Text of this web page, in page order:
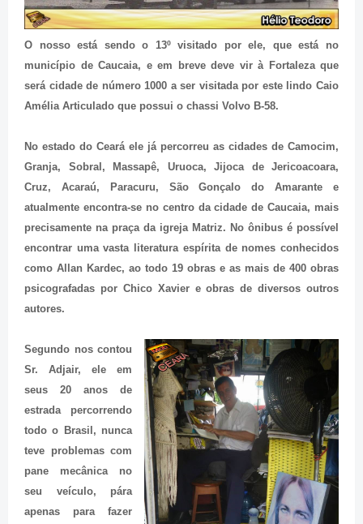
O nosso está sendo o 13º visitado por ele, que está no
município de Caucaia, e em breve deve vir à Fortaleza que
será cidade de número 1000 a ser visitada por este lindo Caio
Amélia Articulado que possui o chassi Volvo B-58.
No estado do Ceará ele já percorreu as cidades de Camocim,
Granja, Sobral, Massapê, Uruoca, Jijoca de Jericoacoara,
Cruz, Acaraú, Paracuru, São Gonçalo do Amarante e
atualmente encontra-se no centro da cidade de Caucaia, mais
precisamente na praça da igreja Matriz. No ônibus é possível
encontrar uma vasta literatura espírita de nomes conhecidos
como Allan Kardec, ao todo 19 obras e as mais de 400 obras
psicografadas por Chico Xavier e obras de diversos outros
autores.
Segundo nos contou
Sr. Adjair, ele em
seus 20 anos de
estrada percorrendo
todo o Brasil, nunca
teve problemas com
pane mecânica no
seu veículo, pára
apenas para fazer